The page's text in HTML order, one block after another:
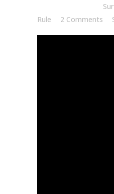
Rule
2 Comments